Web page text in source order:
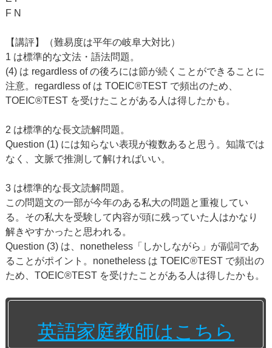
F N
【講評】（難易度は平年の岐阜大対比）
1 は標準的な文法・語法問題。
(4) は regardless of の後ろには節が続くことができることに
注意。regardless of は TOEIC®TEST で頻出のため、
TOEIC®TEST を受けたことがある人は得したかも。
2 は標準的な長文読解問題。
Question (1) には知らない表現が複数あると思う。知識では
なく、文脈で推測して解ければいい。
3 は標準的な長文読解問題。
この問題文の一部が今年のある私大の問題と重複してい
る。その私大を受験して内容が頭に残っていた人はかなり
解きやすかったと思われる。
Question (3) は、nonetheless「しかしながら」が副詞であ
ることがポイント。nonetheless は TOEIC®TEST で頻出の
ため、TOEIC®TEST を受けたことがある人は得したかも。
英語家庭教師はこちら